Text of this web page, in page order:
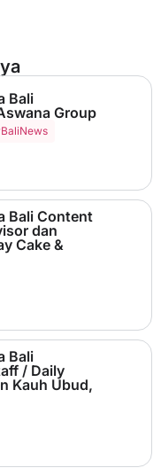
Bali
Group
Bali Content
dan
Cake &
Bali
/ Daily
Kauh Ubud,